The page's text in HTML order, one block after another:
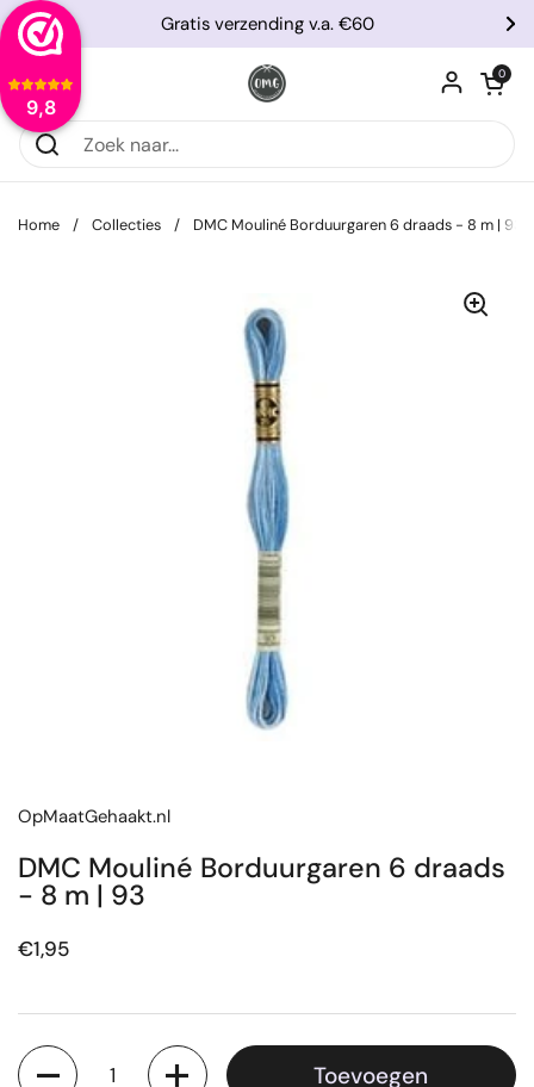
9,8
Ga naar content
Vorige
Gratis verzending v.a. €60
Menu openen
0
Home / Collecties / DMC Mouliné Borduurgaren 6 draads - 8 m | 93
OpMaatGehaakt.nl
DMC Mouliné Borduurgaren 6 draads
- 8 m | 93
Prijs:
€1,95
Aantal
Toevoegen